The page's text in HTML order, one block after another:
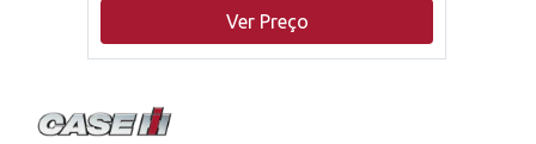
Ver Preço